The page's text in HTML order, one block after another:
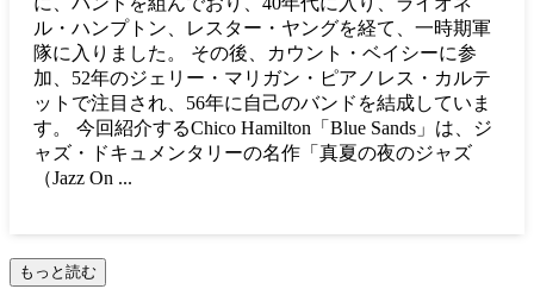
ル・ハンプトン、レスター・ヤングを経て、一時期軍
隊に入りました。 その後、カウント・ベイシーに参
加、52年のジェリー・マリガン・ピアノレス・カルテ
ットで注目され、56年に自己のバンドを結成していま
す。 今回紹介するChico Hamilton「Blue Sands」は、ジ
ャズ・ドキュメンタリーの名作「真夏の夜のジャズ
（Jazz On ...
もっと読む